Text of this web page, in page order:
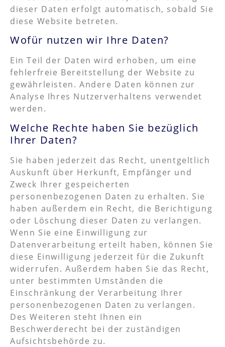
dieser Daten erfolgt automatisch, sobald Sie
diese Website betreten.
Wofür nutzen wir Ihre Daten?
Ein Teil der Daten wird erhoben, um eine
fehlerfreie Bereitstellung der Website zu
gewährleisten. Andere Daten können zur
Analyse Ihres Nutzerverhaltens verwendet
werden.
Welche Rechte haben Sie bezüglich
Ihrer Daten?
Sie haben jederzeit das Recht, unentgeltlich
Auskunft über Herkunft, Empfänger und
Zweck Ihrer gespeicherten
personenbezogenen Daten zu erhalten. Sie
haben außerdem ein Recht, die Berichtigung
oder Löschung dieser Daten zu verlangen.
Wenn Sie eine Einwilligung zur
Datenverarbeitung erteilt haben, können Sie
diese Einwilligung jederzeit für die Zukunft
widerrufen. Außerdem haben Sie das Recht,
unter bestimmten Umständen die
Einschränkung der Verarbeitung Ihrer
personenbezogenen Daten zu verlangen.
Des Weiteren steht Ihnen ein
Beschwerderecht bei der zuständigen
Aufsichtsbehörde zu.